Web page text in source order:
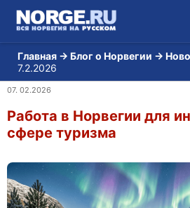
Главная → Блог о Норвегии →
7.2.2026
07. 02.2026
Работа в Норвегии для
сфере туризма